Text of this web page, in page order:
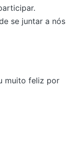
se juntar a nós
muito feliz por